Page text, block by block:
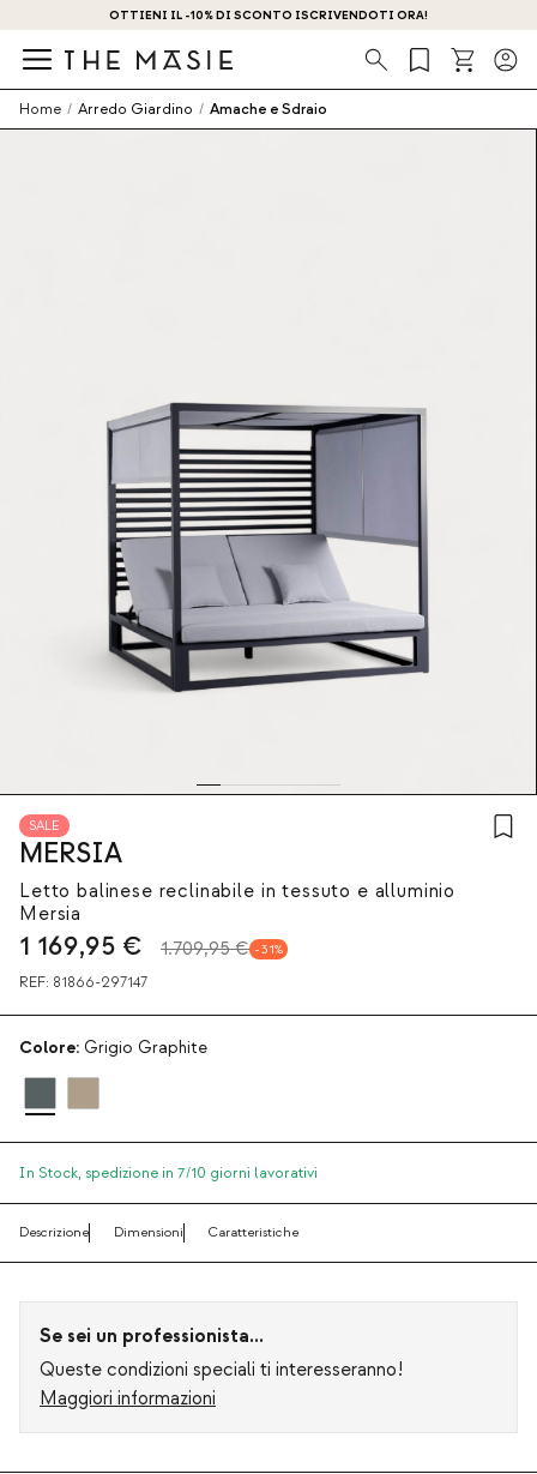
OTTIENI IL -10% DI SCONTO ISCRIVENDOTI ORA!
Ricerca
Home / Arredo Giardino / Amache e Sdraio
SALE
MERSIA
Letto balinese reclinabile in tessuto e alluminio
Mersia
1 169,95 € 1.709,95 € 31
REF: 81866-297147
Colore: Grigio Graphite
In Stock, spedizione in 7/10 giorni lavorativi
Descrizione Dimensioni Caratteristiche
Se sei un professionista...
Queste condizioni speciali ti interesseranno!
Maggiori informazioni